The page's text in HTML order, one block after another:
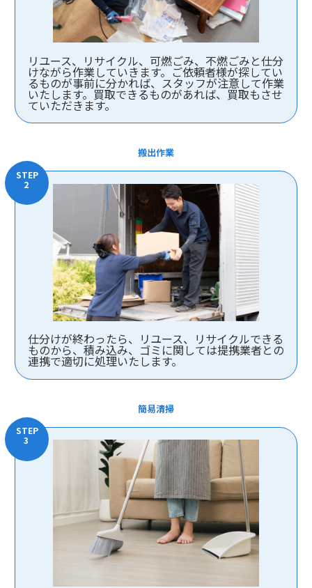
リユース、リサイクル、可燃ごみ、不燃ごみと仕分
けながら作業していきます。ご依頼者様が探してい
るものが事前に分かれば、スタッフが注意して作業
いたします。買取できるものがあれば、買取もさせ
ていただきます。
搬出作業
仕分けが終わったら、リユース、リサイクルできる
ものから、積み込み、ゴミに関しては提携業者との
連携で適切に処理いたします。
簡易清掃